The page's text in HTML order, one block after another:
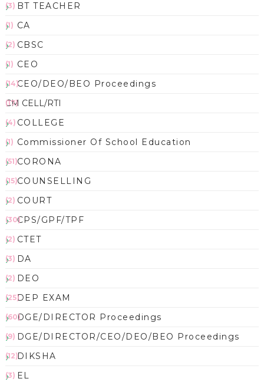
BT TEACHER
(3)
CA
(1)
CBSC
(2)
CEO
(1)
CEO/DEO/BEO Proceedings
(14)
CM CELL/RTI
(17)
COLLEGE
(4)
Commissioner Of School Education
(1)
CORONA
(51)
COUNSELLING
(15)
COURT
(2)
CPS/GPF/TPF
(30)
CTET
(2)
DA
(3)
DEO
(2)
DEP EXAM
(25)
DGE/DIRECTOR Proceedings
(60)
DGE/DIRECTOR/CEO/DEO/BEO Proceedings
(9)
DIKSHA
(12)
EL
(3)